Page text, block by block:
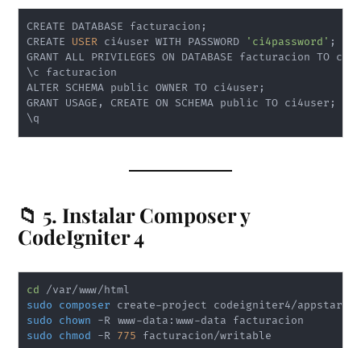
CREATE DATABASE facturacion ;
CREATE USER ci4user WITH PASSWORD 'ci4password' ;
GRANT ALL PRIVILEGES ON DATABASE facturacion TO
\c facturacion
ALTER SCHEMA public OWNER TO ci4user ;
GRANT USAGE, CREATE ON SCHEMA public TO ci4user ;
\q
📁 5. Instalar Composer y
CodeIgniter 4
cd
sudo
composer
sudo
chown
sudo
chmod -R 775 facturacion/writable